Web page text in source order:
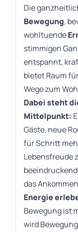
Die
Bewegung,
wohltuende
stimmigen
entspannt,
bietet Raum
Wege zum
Dabei steht
Mittelpunkt:
Gäste, neue
für Schritt
Lebensfreude
das
Energie
Bewegung ist
wird